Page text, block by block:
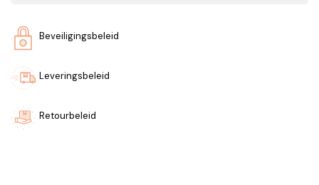
Beveiligingsbeleid
Leveringsbeleid
Retourbeleid